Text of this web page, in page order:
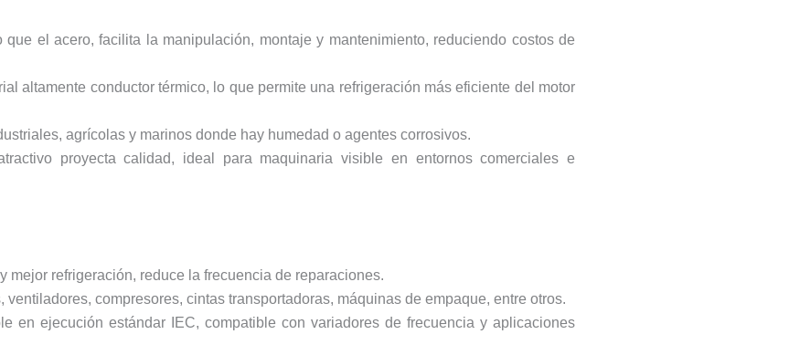
que el acero, facilita la manipulación, montaje y mantenimiento, reduciendo costos de
altamente conductor térmico, lo que permite una refrigeración más eficiente del motor
agrícolas y marinos donde hay humedad o agentes corrosivos.
proyecta calidad, ideal para maquinaria visible en entornos comerciales e
mejor refrigeración, reduce la frecuencia de reparaciones.
ventiladores, compresores, cintas transportadoras, máquinas de empaque, entre otros.
en ejecución estándar IEC, compatible con variadores de frecuencia y aplicaciones